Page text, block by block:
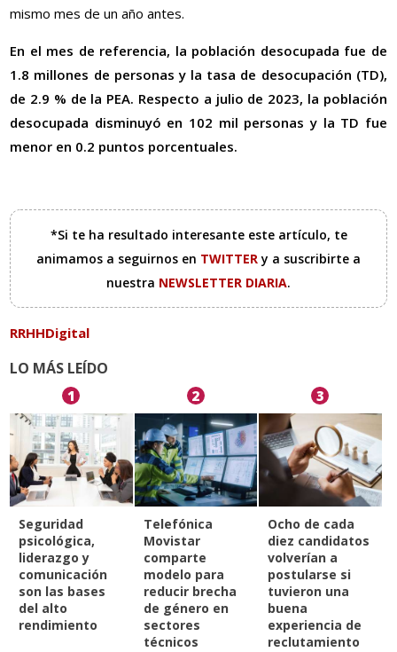
mismo mes de un año antes.
En el mes de referencia, la población desocupada fue de
1.8 millones de personas y la tasa de desocupación (TD),
de 2.9 % de la PEA. Respecto a julio de 2023, la población
desocupada disminuyó en 102 mil personas y la TD fue
menor en 0.2 puntos porcentuales.
*Si te ha resultado interesante este artículo, te
animamos a seguirnos en TWITTERy a suscribirte a
nuestra NEWSLETTER DIARIA.
RRHHDigital
LO MÁS LEÍDO
1
Seguridad
psicológica,
liderazgo y
comunicación
son las bases
del alto
rendimiento
2
Telefónica
Movistar
comparte
modelo para
reducir brecha
de género en
sectores
técnicos
3
Ocho de cada
diez candidatos
volverían a
postularse si
tuvieron una
buena
experiencia de
reclutamiento